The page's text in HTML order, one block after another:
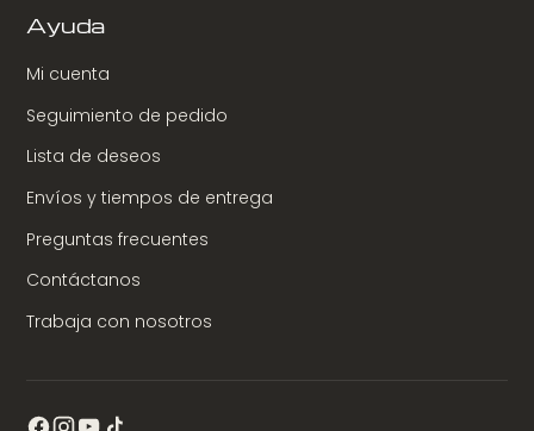
Ayuda
Mi cuenta
Seguimiento de pedido
Lista de deseos
Envíos y tiempos de entrega
Preguntas frecuentes
Contáctanos
Trabaja con nosotros